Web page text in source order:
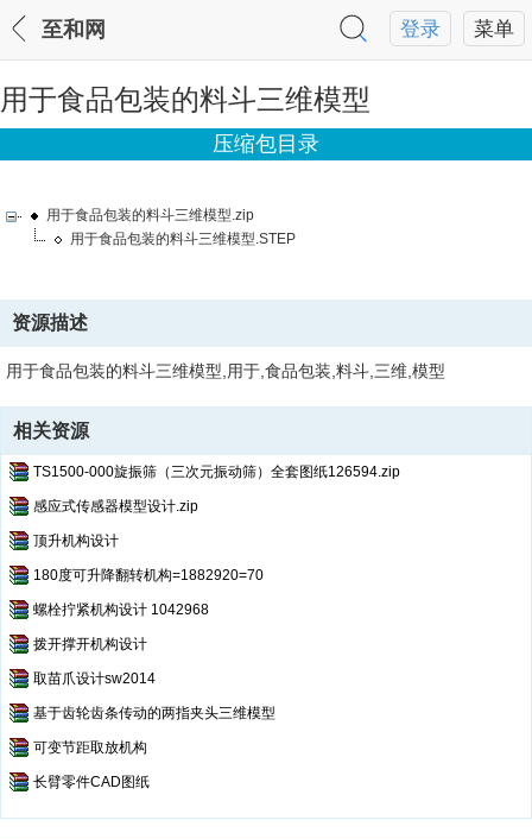
菜单
登录
至和网
用于食品包装的料斗三维模型
压缩包目录
用于食品包装的料斗三维模型.zip
用于食品包装的料斗三维模型.STEP
资源描述
用于食品包装的料斗三维模型,用于,食品包装,料斗,三维,模型
相关资源
TS1500-000旋振筛（三次元振动筛）全套图纸126594.zip
感应式传感器模型设计.zip
顶升机构设计
180度可升降翻转机构=1882920=70
螺栓拧紧机构设计 1042968
拨开撑开机构设计
取苗爪设计sw2014
基于齿轮齿条传动的两指夹头三维模型
可变节距取放机构
长臂零件CAD图纸